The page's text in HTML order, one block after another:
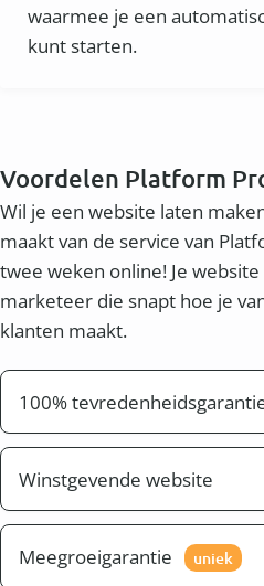
waarmee je een
kunt starten.
Voordelen Platform
Wil je een website laten
maakt van de service van
twee weken online! Je
marketeer die snapt hoe je
klanten maakt.
100%
Wij willen graag dat je
eindresultaat. Wij zorgen er
klaar is, wanneer jij
Winstgevende website
Naast een mooie website
een winstgevende website.
Meegroeigarantie uniek